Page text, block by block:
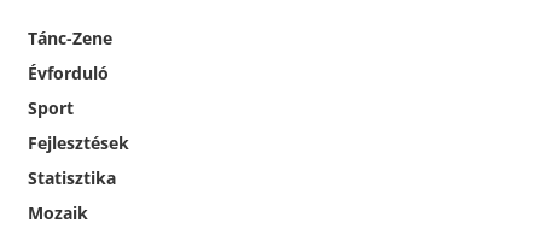
Tánc-Zene
Évforduló
Sport
Fejlesztések
Statisztika
Mozaik